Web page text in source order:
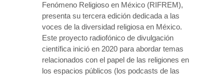
Fenómeno Religioso en México (RIFREM),
presenta su tercera edición dedicada a las
voces de la diversidad religiosa en México.
Este proyecto radiofónico de divulgación
científica inició en 2020 para abordar temas
relacionados con el papel de las religiones en
los espacios públicos (los podcasts de las